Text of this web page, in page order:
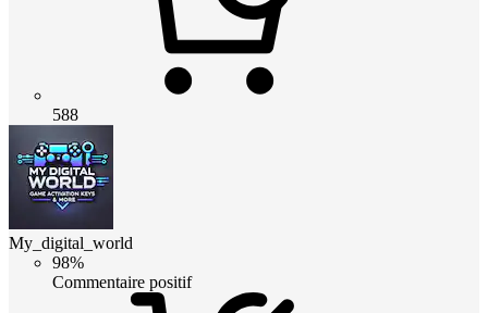
588
My_digital_world
98%
Commentaire positif